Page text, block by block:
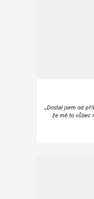
„Dostal jsem od
že mě to vůbec